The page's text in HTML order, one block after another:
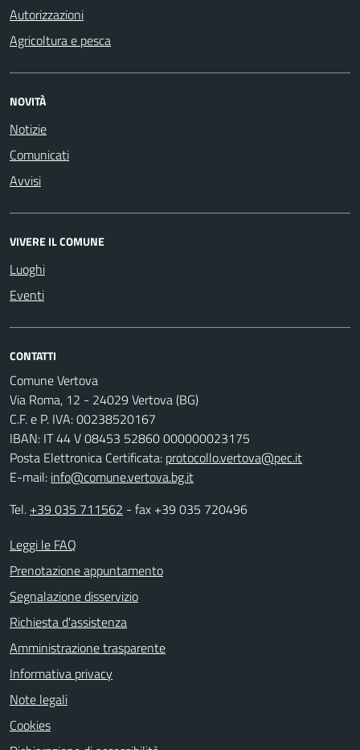
Autorizzazioni
Agricoltura e pesca
NOVITÀ
Notizie
Comunicati
Avvisi
VIVERE IL COMUNE
Luoghi
Eventi
CONTATTI
Comune Vertova
Via Roma, 12 - 24029 Vertova (BG)
C.F. e P. IVA: 00238520167
IBAN: IT 44 V 08453 52860 000000023175
Posta Elettronica Certificata: protocollo.vertova@pec.it
E-mail: info@comune.vertova.bg.it
Tel. +39 035 711562 - fax +39 035 720496
Leggi le FAQ
Prenotazione appuntamento
Segnalazione disservizio
Richiesta d'assistenza
Amministrazione trasparente
Informativa privacy
Note legali
Cookies